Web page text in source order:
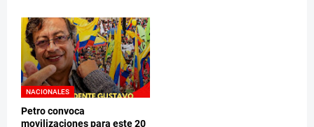
NACIONALES
Petro convoca
movilizaciones para este 20